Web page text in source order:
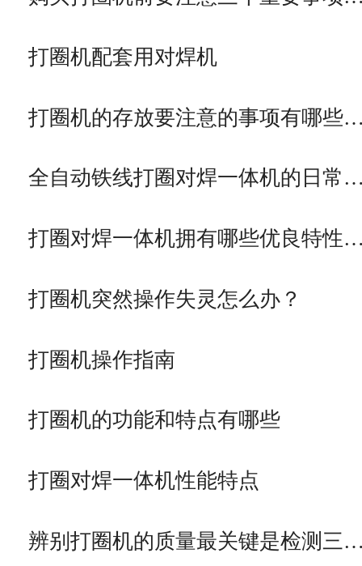
打圈机配套用对焊机
打圈机的存放要注意的事项有哪些
全自动铁线打圈对焊一体机的日常
打圈对焊一体机拥有哪些优良特性
打圈机突然操作失灵怎么办？
打圈机操作指南
打圈机的功能和特点有哪些
打圈对焊一体机性能特点
辨别打圈机的质量最关键是检测三